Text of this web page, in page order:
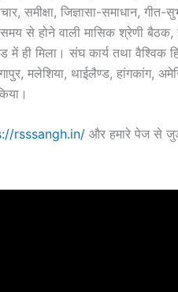
समीक्षा, जिज्ञासा-समाधान, गीत-
से होने वाली मासिक श्रेणी
मिला। संघ कार्य तथा वैश्विक
मलेशिया, थाईलैण्ड, हांगकांग,
rsssangh.in/ और हमारे पेज से